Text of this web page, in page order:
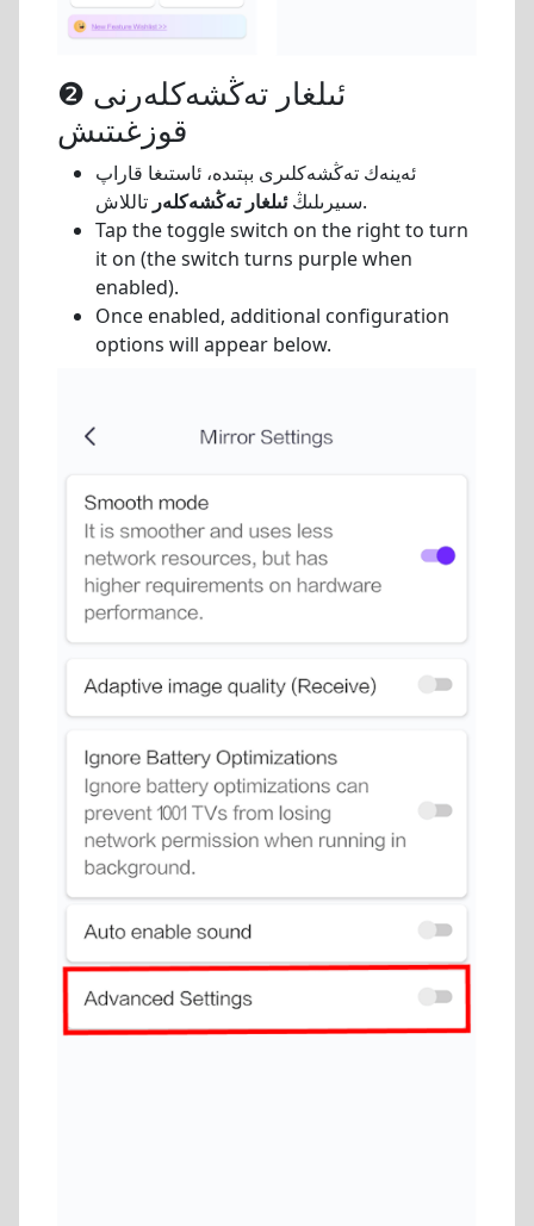
❷ ئىلغار تەڭشەكلەرنى
قوزغىتىش
ئەينەك تەڭشەكلىرى بېتىدە، ئاستىغا قاراپ
سىيرىلىڭئىلغار تەڭشەكلەر
تاللاش.
Tap the toggle switch on the right to turn
it on (the switch turns purple when
enabled).
Once enabled, additional configuration
options will appear below.